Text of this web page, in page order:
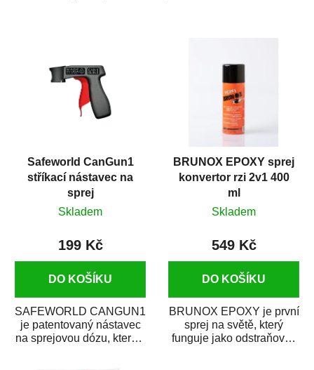
Safeworld CanGun1
stříkací nástavec na
sprej
Skladem
199 Kč
DO KOŠÍKU
SAFEWORLD CANGUN1
je patentovaný nástavec
na sprejovou dózu, který ji
BRUNOX EPOXY sprej
konvertor rzi 2v1 400
ml
Skladem
549 Kč
DO KOŠÍKU
BRUNOX EPOXY je první
sprej na světě, který
funguje jako odstraňovač